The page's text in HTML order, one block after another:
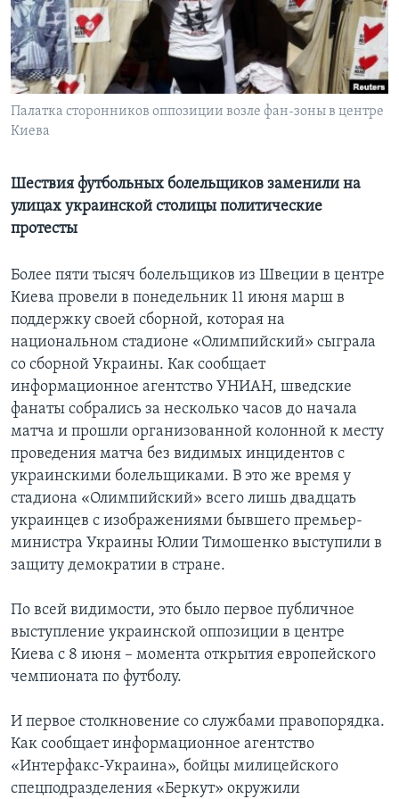
Learning English
СОЦИАЛЬНЫЕ СЕТИ
Палатка сторонников оппозиции возле фан-зоны в центре
Киева
Шествия футбольных болельщиков заменили на
улицах украинской столицы политические
протесты
Более пяти тысяч болельщиков из Швеции в центре
Киева провели в понедельник 11 июня марш в
поддержку своей сборной, которая на
национальном стадионе «Олимпийский» сыграла
со сборной Украины. Как сообщает
информационное агентство УНИАН, шведские
фанаты собрались за несколько часов до начала
матча и прошли организованной колонной к месту
проведения матча без видимых инцидентов с
украинскими болельщиками. В это же время у
стадиона «Олимпийский» всего лишь двадцать
украинцев с изображениями бывшего премьер-
министра Украины Юлии Тимошенко выступили в
защиту демократии в стране.
По всей видимости, это было первое публичное
выступление украинской оппозиции в центре
Киева с 8 июня – момента открытия европейского
чемпионата по футболу.
И первое столкновение со службами правопорядка.
Как сообщает информационное агентство
«Интерфакс-Украина», бойцы милицейского
спецподразделения «Беркут» окружили